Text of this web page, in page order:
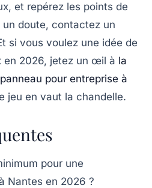
et repérez les points de
doute, contactez un
si vous voulez une idée de
en 2026, jetez un œil à la
pour entreprise à
jeu en vaut la chandelle.
pour une
Nantes en 2026 ?